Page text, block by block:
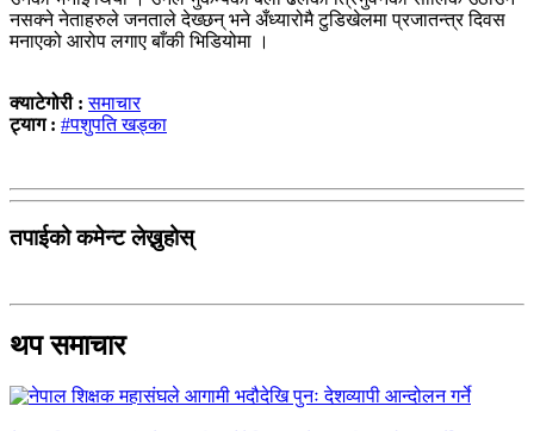
नसक्ने नेताहरुले जनताले देख्छन् भने अँध्यारोमै टुडिखेलमा प्रजातन्त्र दिवस
मनाएको आरोप लगाए बाँकी भिडियोमा ।
क्याटेगोरी :समाचार
ट्याग : #पशुपति खड्का
तपाईको कमेन्ट लेख्नुहोस्
थप समाचार